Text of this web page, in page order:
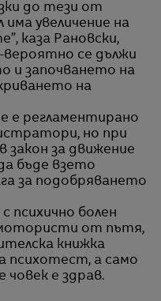
до тези от
увеличение на
каза Рановски,
вероятно се дължи
и започването на
на
е регламентирано
но при
закон за движение
бъде взето
за подобряването
психично болен
от пътя,
книжка
психотест, а само
човек е здрав.